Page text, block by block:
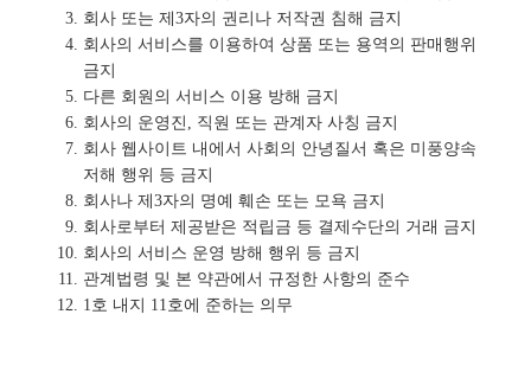
회사 또는 제3자의 권리나 저작권 침해 금지
회사의 서비스를 이용하여 상품 또는 용역의 판매행위
금지
다른 회원의 서비스 이용 방해 금지
회사의 운영진, 직원 또는 관계자 사칭 금지
회사 웹사이트 내에서 사회의 안녕질서 혹은 미풍양속
저해 행위 등 금지
회사나 제3자의 명예 훼손 또는 모욕 금지
회사로부터 제공받은 적립금 등 결제수단의 거래 금지
회사의 서비스 운영 방해 행위 등 금지
관계법령 및 본 약관에서 규정한 사항의 준수
1호 내지 11호에 준하는 의무